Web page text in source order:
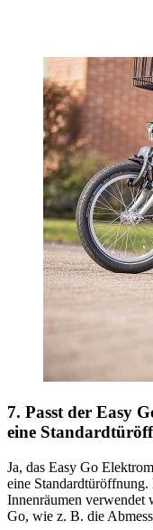
7. Passt der Easy
eine
Ja, das Easy Go
eine
Innenräumen verwendet
Go, wie z. B. die